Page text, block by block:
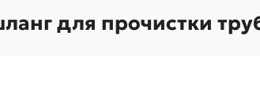
для прочистки